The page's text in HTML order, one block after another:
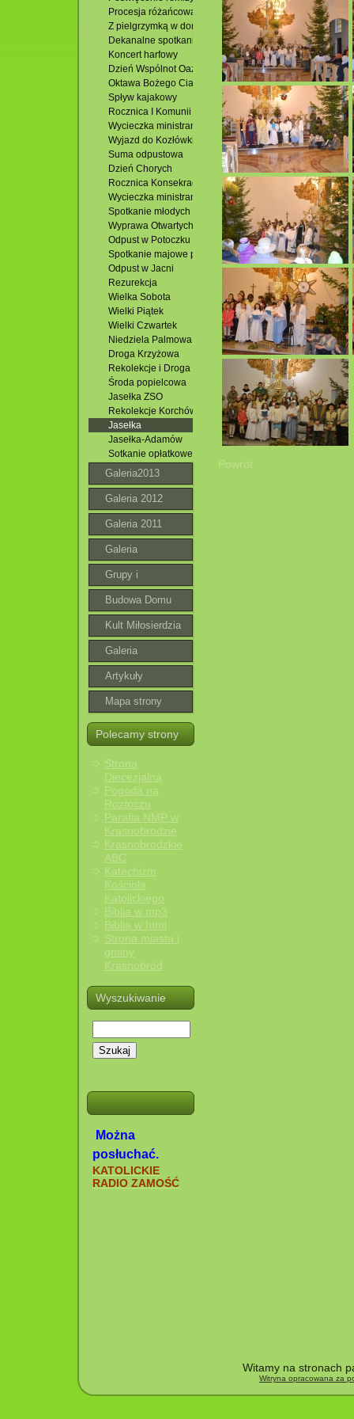
Procesja różańcowa
Z pielgrzymką w domu u Siostry Faustyny
Dekanalne spotkanie młodzieży
Koncert harfowy
Dzień Wspólnot Oaz Rekolekcyjnych
Oktawa Bożego Ciała
Spływ kajakowy
Rocznica I Komunii Św. i Uroczystość Bożego Ciała
Wycieczka ministrantów-Susiec
Wyjazd do Kozłówki
Suma odpustowa
Dzień Chorych
Rocznica Konsekracji Kościoła
Wycieczka ministrantów
Spotkanie młodych dekanatu
Wyprawa Otwartych Oczu
Odpust w Potoczku
Spotkanie majowe przy ognisku
Odpust w Jacni
Rezurekcja
Wielka Sobota
Wielki Piątek
Wielki Czwartek
Niedziela Palmowa
Droga Krzyżowa
Rekolekcje i Droga Krzyżowa
Środa popielcowa
Jasełka ZSO
Rekolekcje Korchów
Jasełka
Jasełka-Adamów
Sotkanie opłatkowe
Galeria2013
Galeria 2012
Galeria 2011
Galeria
Grupy i
wspólnoty
Budowa Domu
Parafialnego
Kult Miłosierdzia
Bożego
Galeria
roztoczańska
Artykuły
Mapa strony
Polecamy strony
Strona
Diecezjalna
Pogoda na
Roztoczu
Parafia NMP w
Krasnobrodzie
Krasnobrodzkie
ABC
Katechizm
Kościoła
Katolickiego
Biblia w mp3
Biblia w html
Strona miasta i
gminy
Krasnobród
Wyszukiwanie
Szukaj
Można
posłuchać.
KATOLICKIE
RADIO ZAMOŚĆ
Powrót
Witamy na stronach
Witryna opracowana za